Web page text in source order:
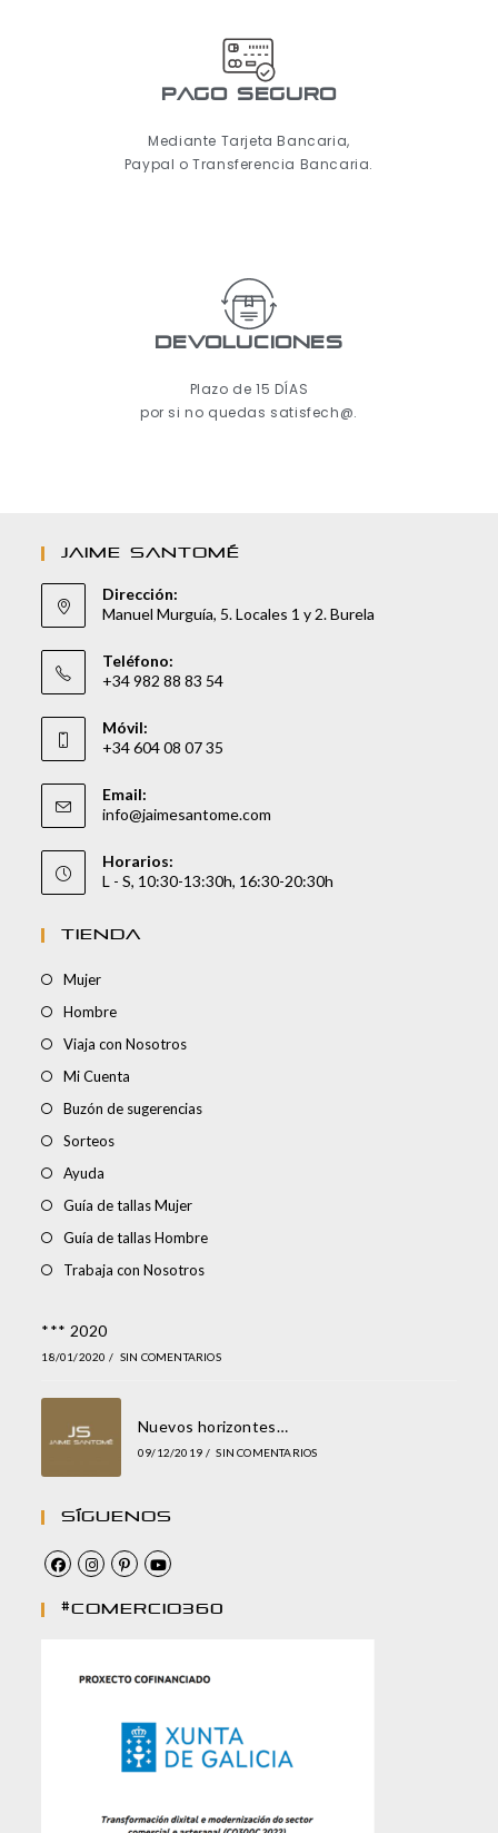
pago seguro
Mediante Tarjeta Bancaria,
Paypal o Transferencia Bancaria.
Devoluciones
Plazo de 15 DÍAS
por si no quedas satisfech@.
JAIME SANTOMÉ
Dirección:
Manuel Murguía, 5. Locales 1 y 2. Burela
Teléfono:
+34 982 88 83 54
Móvil:
+34 604 08 07 35
Email:
info@jaimesantome.com
Horarios:
L - S, 10:30-13:30h, 16:30-20:30h
TIENDA
Mujer
Hombre
Viaja con Nosotros
Mi Cuenta
Buzón de sugerencias
Sorteos
Ayuda
Guía de tallas Mujer
Guía de tallas Hombre
Trabaja con Nosotros
*** 2020
18/01/2020 / SIN COMENTARIOS
Nuevos horizontes…
09/12/2019 / SIN COMENTARIOS
Síguenos
#comercio360